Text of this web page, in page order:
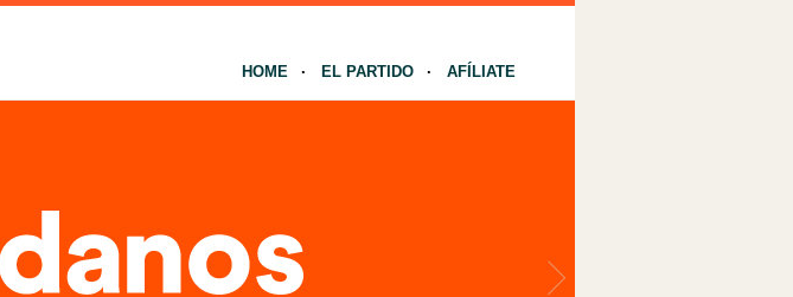
HOME EL PARTIDO AFÍLIATE